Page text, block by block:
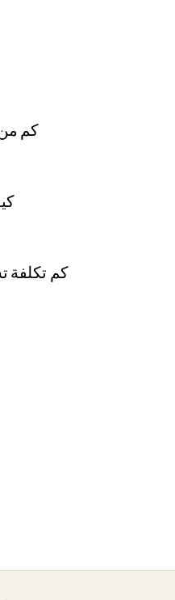
كم
كم تكلفة